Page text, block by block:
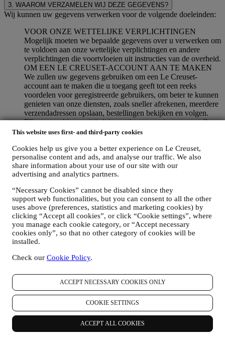
This website uses first- and third-party cookies
Cookies help us give you a better experience on Le Creuset,
personalise content and ads, and analyse our traffic. We also
share information about your use of our site with our
advertising and analytics partners.
“Necessary Cookies” cannot be disabled since they
support web functionalities, but you can consent to all the other
uses above (preferences, statistics and marketing cookies) by
clicking “Accept all cookies”, or click “Cookie settings”, where
you manage each cookie category, or “Accept necessary
cookies only”, so that no other category of cookies will be
installed.
Check our Cookie Policy.
ACCEPT NECESSARY COOKIES ONLY
COOKIE SETTINGS
ACCEPT ALL COOKIES
3. WAAROM VERZAMELEN WIJ DEZE GEGEVENS?
Wij kunnen uw gegevens verwerken voor de volgende doeleinden:
VOOR ONZE WETTELIJKE VERPLICHTINGEN
Mogelijk moeten we bepaalde gegevens over u verwerken om
te voldoen aan onze wettelijke verplichtingen en andere
verplichtingen die voortvloeien uit instructies van de overheid.
OM EEN LE CREUSET-ACCOUNT AAN TE MAKEN
We zullen uw gegevens gebruiken om een Le Creuset-
account aan te maken die u toegang geeft tot een reeks
voordelen voor geregistreerde gebruikers, om beter te kunnen
genieten van onze diensten, zoals sneller afrekenen, meerdere
verzendadressen opslaan, bestellingen bekijken en volgen.
Elke verwerkingsactiviteit is vereist om ons in staat te stellen
deze diensten aan u als Le Creuset-accounthouder te leveren.
PRODUCTEN, DIENSTEN EN ASSISTENTIE AAN U
TE LEVEREN
Wij zullen uw gegevens gebruiken om onze contractuele
relatie met u, uw aankoop van producten op de Website, uw
gebruik van de Website, eventuele latere hulp na de verkoop
of uw deelname aan onze wedstrijden te beheren. Mogelijk
moeten we bepaalde gegevens over u verwerken voor onze
administratieve doeleinden die verband houden met onze
contractuele relatie met u, zoals de boekhouding, facturering
en controle, verificatie van betaalkaarten, fraudescreening,
veiligheid, beveiliging, systeemtests, onderhoud en statistische
operationele redenen contact met u opnemen. Bijvoorbeeld
uw persoonsgegevens ook gebruiken om uw verzoeken te
beantwoorden die via onze Websiteformulieren of andere
kanalen worden verzonden. Deze verwerkingsactiviteit is
vereist om ons in staat te stellen onze diensten aan u te
leveren. Wij kunnen uw gegevens verwerken op basis van
ons legitiem belang (naar behoren rekening houdend met uw
rechten en vrijheden) om u opvolg-e-mails te sturen in het